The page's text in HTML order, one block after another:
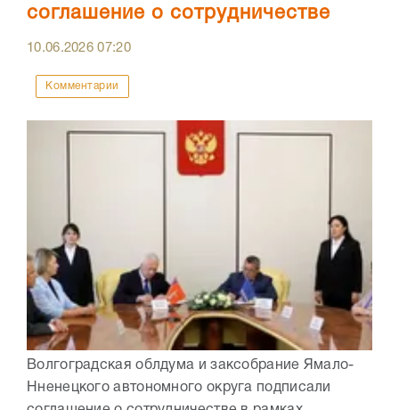
соглашение о сотрудничестве
10.06.202607:20
Комментарии
Волгоградская облдума и заксобрание Ямало-
Нненецкого автономного округа подписали